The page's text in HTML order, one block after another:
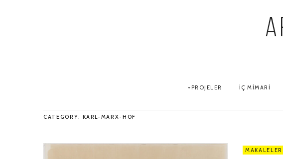
PROJELER İÇ MIMARI
CATEGORY: KARL-MARX-HOF
MAKALELER